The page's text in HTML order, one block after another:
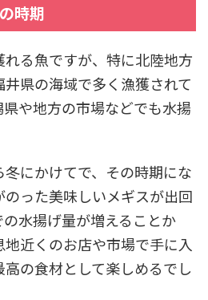
時期
る魚ですが、特に北陸地方
県の海域で多く漁獲されて
や地方の市場などでも水揚
にかけてで、その時期にな
った美味しいメギスが出回
水揚げ量が増えることか
近くのお店や市場で手に入
の食材として楽しめるでし